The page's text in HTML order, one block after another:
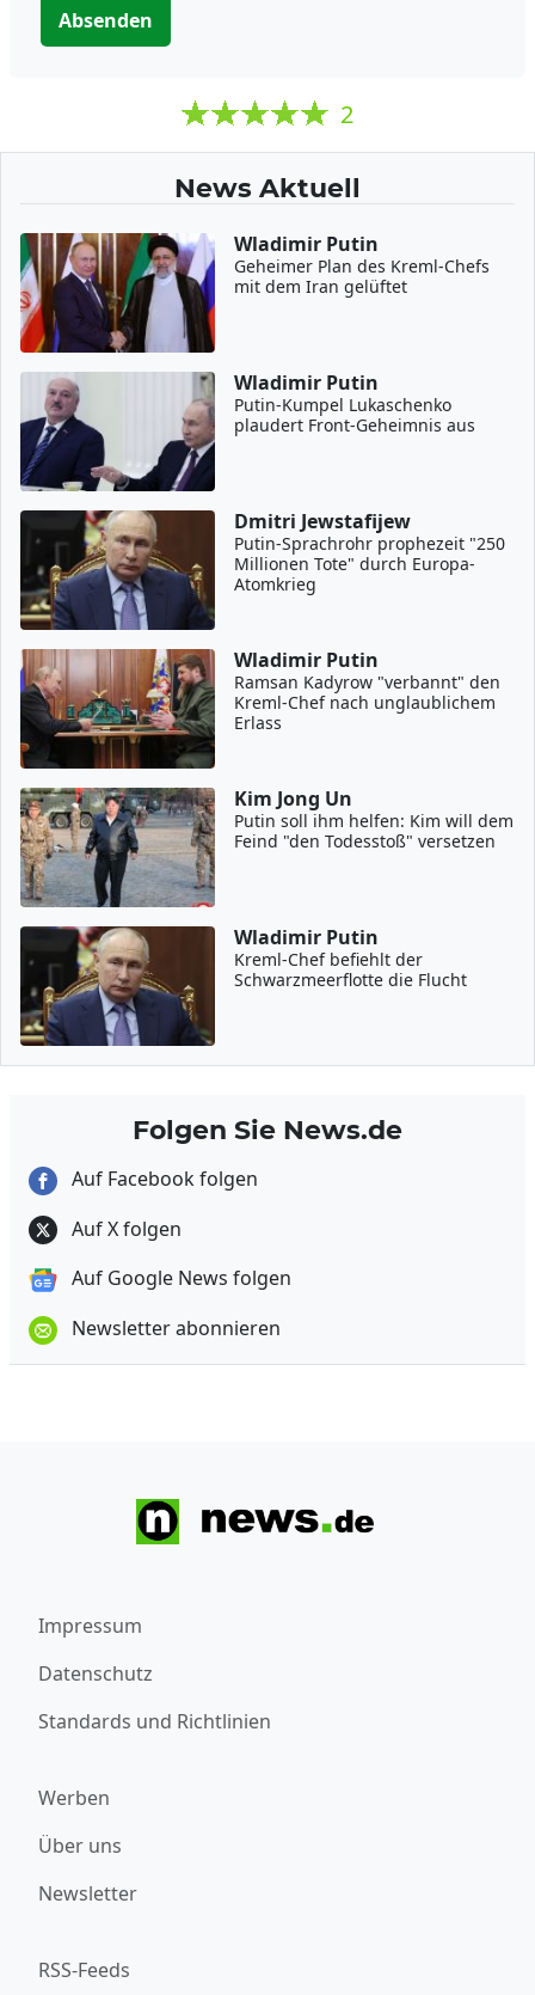
Absenden
2
News Aktuell
Wladimir Putin
Geheimer Plan des Kreml-Chefs
mit dem Iran gelüftet
Wladimir Putin
Putin-Kumpel Lukaschenko
plaudert Front-Geheimnis aus
Dmitri Jewstafijew
Putin-Sprachrohr prophezeit "250
Millionen Tote" durch Europa-
Atomkrieg
Wladimir Putin
Ramsan Kadyrow "verbannt" den
Kreml-Chef nach unglaublichem
Erlass
Kim Jong Un
Putin soll ihm helfen: Kim will dem
Feind "den Todesstoß" versetzen
Wladimir Putin
Kreml-Chef befiehlt der
Schwarzmeerflotte die Flucht
Folgen Sie News.de
Auf Facebook folgen
Auf X folgen
Auf Google News folgen
Newsletter abonnieren
Impressum
Datenschutz
Standards und Richtlinien
Werben
Über uns
Newsletter
RSS-Feeds